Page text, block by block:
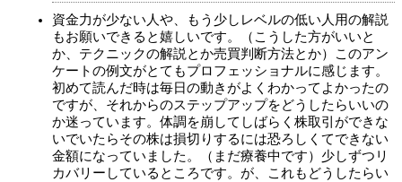
資金力が少ない人や、もう少しレベルの低い人用の解説
もお願いできると嬉しいです。（こうした方がいいと
か、テクニックの解説とか売買判断方法とか）このアン
ケートの例文がとてもプロフェッショナルに感じます。
初めて読んだ時は毎日の動きがよくわかってよかったの
ですが、それからのステップアップをどうしたらいいの
か迷っています。体調を崩してしばらく株取引ができな
いでいたらその株は損切りするには恐ろしくてできない
金額になっていました。（まだ療養中です）少しずつリ
カバリーしているところです。が、これもどうしたらい